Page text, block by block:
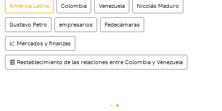
América Latina Colombia Venezuela Nicolás Maduro
Gustavo Petro empresarios Fedecámaras
📈 Mercados y finanzas
📰 Restablecimiento de las relaciones entre Colombia y Venezuela